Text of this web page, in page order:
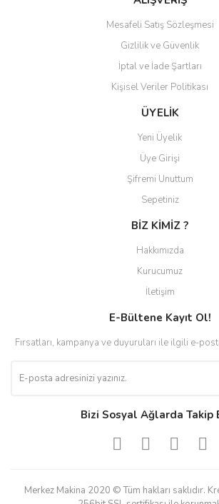
Gönder
Mesafeli Satış Sözleşmesi
Gizlilik ve Güvenlik
İptal ve İade Şartları
Kişisel Veriler Politikası
ÜYELİK
Yeni Üyelik
Üye Girişi
Şifremi Unuttum
Sepetiniz
BİZ KİMİZ ?
Hakkımızda
Kurucumuz
İletişim
E-Bültene Kayıt Ol!
Fırsatları, kampanya ve duyuruları ile ilgili e-
Bizi Sosyal Ağlarda Takip
Merkez Makina 2020 © Tüm hakları saklıdır.